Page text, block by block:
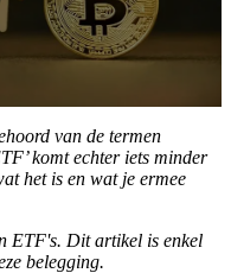
van de termen
komt echter iets minder
het is en wat je ermee
ETF's. Dit artikel is enkel
belegging.